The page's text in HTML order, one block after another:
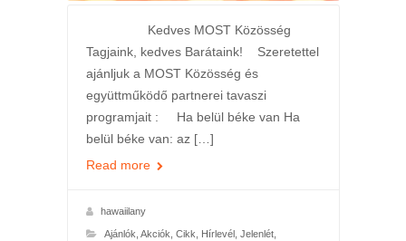
Kedves MOST Közösség
Tagjaink, kedves Barátaink! Szeretettel
ajánljuk a MOST Közösség és
együttműködő partnerei tavaszi
programjait : Ha belül béke van Ha
belül béke van: az […]
Read more
hawaiilany
Ajánlók Akciók Cikk Hírlevél, Jelenlét,